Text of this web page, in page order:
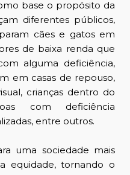
base o propósito da
diferentes públicos,
cães e gatos em
de baixa renda que
alguma deficiência,
em casas de repouso,
crianças dentro do
com deficiência
entre outros.
uma sociedade mais
equidade, tornando o